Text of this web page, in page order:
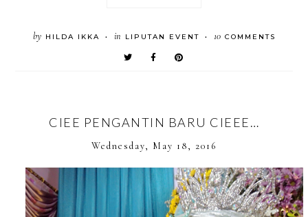
by HILDA IKKA • in LIPUTAN EVENT • 10 COMMENTS
CIEE PENGANTIN BARU CIEEE…
Wednesday, May 18, 2016